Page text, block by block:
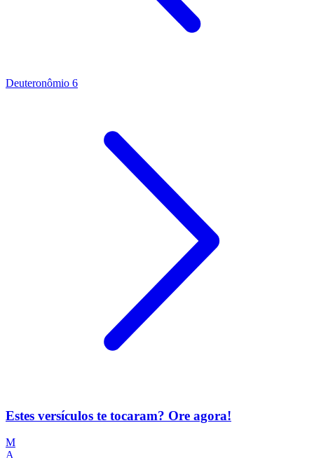
Deuteronômio 6
Estes versículos te tocaram? Ore agora!
M
A